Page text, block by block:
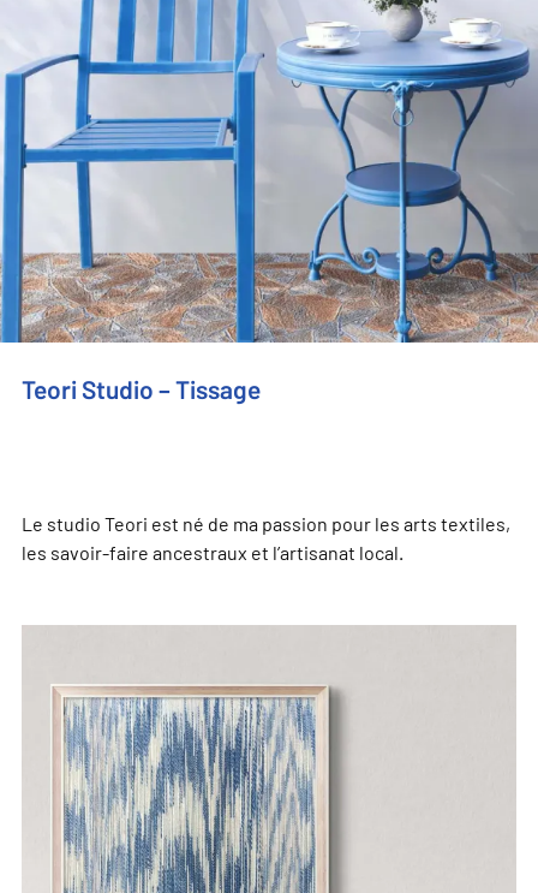
Teori Studio – Tissage
Le studio Teori est né de ma passion pour les arts textiles,
les savoir-faire ancestraux et l’artisanat local.